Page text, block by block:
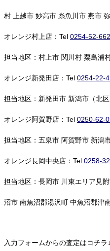
村 上越市 妙高市 糸魚川市 燕市
オレンジ村上店：Tel 0254-52-
担当地区：村上市 関川村 粟島浦
オレンジ新発田店：Tel 0254-22-
担当地区：新発田市 新潟市（北
オレンジ阿賀野店：Tel 0250-62-
担当地区：五泉市 阿賀野市 新潟
オレンジ長岡中央店：Tel 0258-
担当地区：長岡市 川東エリア見
沼市 南魚沼郡湯沢町 中魚沼郡津
入力フォームからの査定はコチラ↓